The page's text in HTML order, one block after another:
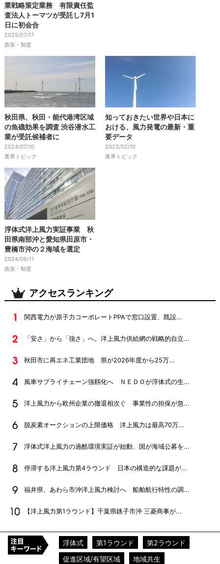
業戦略策定業務 有限責任監
査法人トーマツが受託し7月1
日に初会合
2025/07/17
政策・制度
秋田県、秋田・能代港湾区域
の魚礁効果を調査 渋谷潜水工
業が受託候補者に
2024/07/10
業界トピック
知っておきたい世界や日本に
おける、風力発電の最新・重
要データ
2022/02/10
業界トピック
浮体式洋上風力実証事業 秋
田県南部沖と愛知県田原市・
豊橋市沖の２海域を選定
2024/06/11
政策・制度
アクセスランキング
関西電力が原子力コーポレートPPAで窓口設置、既設...
「安さ」から「強さ」へ。洋上風力供給網の戦略的自立...
秋田市に再エネ工業団地 県が2026年度から25万...
風車サプライチェーン強靱化へ ＮＥＤＯが浮体式の生...
洋上風力から欧州企業の撤退相次ぐ 事業性の担保が急...
脱炭素オークションの上限価格 洋上風力は最高70万...
浮体式洋上風力の過酷環境実証が始動、国が海域公募を...
停滞する洋上風力第4ラウンド 日本の構造的な課題が...
福井県、あわら市沖洋上風力検討へ 船舶航行特性の調...
【洋上風力第1ラウンド】千葉県銚子市沖 三菱商事が...
浮体式 第1ラウンド
第2ラウンド
促進区域/有望区域
地域共生